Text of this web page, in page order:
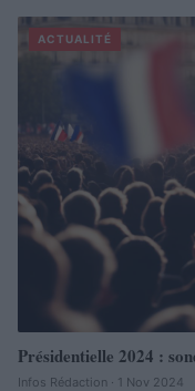
ACTUALITÉ
Présidentielle 2024 :
Infos Rédaction · 1 Nov 2024